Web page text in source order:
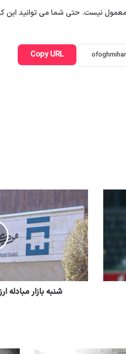
نیست. حتی شما می توانید این
Copy URL
شنبه بازار